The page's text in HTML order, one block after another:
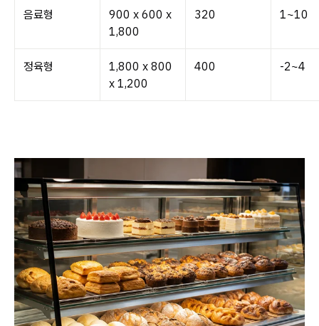
음료형
900 x 600 x
1,800
320 1~10
정육형
1,800 x 800
x 1,200
400 -2~4